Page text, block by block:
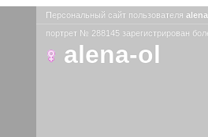
Персональный сайт пользователя
портрет № 288145 зарегистрирован
alena-ol